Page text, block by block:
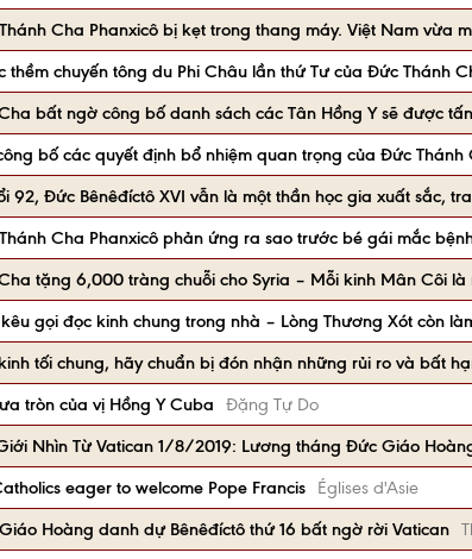
Cha Phanxicô bị kẹt trong thang máy. Việt Nam vừa
thềm chuyến tông du Phi Châu lần thứ Tư của Đức Thánh
bất ngờ công bố danh sách các Tân Hồng Y sẽ được
bố các quyết định bổ nhiệm quan trọng của Đức Thánh
92, Đức Bênêđíctô XVI vẫn là một thần học gia xuất sắc,
Cha Phanxicô phản ứng ra sao trước bé gái mắc
tặng 6,000 tràng chuỗi cho Syria – Mỗi kinh Mân Côi
gọi đọc kinh chung trong nhà – Lòng Thương Xót còn
tối chung, hãy chuẩn bị đón nhận những rủi ro và bất
tròn của vị Hồng Y Cuba
Đặng Tự Do
Nhìn Từ Vatican 1/8/2019: Lương tháng Đức Giáo
eager to welcome Pope Francis
Églises d'Asie
Hoàng danh dự Bênêđíctô thứ 16 bất ngờ rời Vatican